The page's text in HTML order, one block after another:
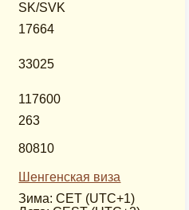
SK/SVK
17664
33025
117600
263
80810
Шенгенская виза
Зима: CET (UTC+1)